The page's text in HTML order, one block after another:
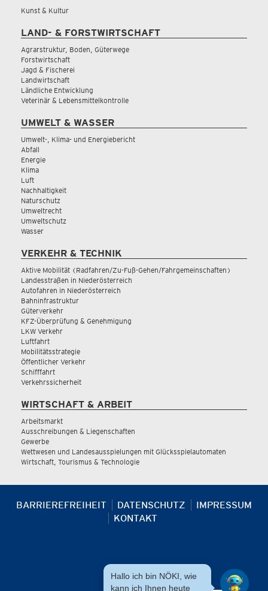
Kunst & Kultur
LAND- & FORSTWIRTSCHAFT
Agrarstruktur, Boden, Güterwege
Forstwirtschaft
Jagd & Fischerei
Landwirtschaft
Ländliche Entwicklung
Veterinär & Lebensmittelkontrolle
UMWELT & WASSER
Umwelt-, Klima- und Energiebericht
Abfall
Energie
Klima
Luft
Nachhaltigkeit
Naturschutz
Umweltrecht
Umweltschutz
Wasser
VERKEHR & TECHNIK
Aktive Mobilität (Radfahren/Zu-Fuß-Gehen/Fahrgemeinschaften)
Landesstraßen in Niederösterreich
Autofahren in Niederösterreich
Bahninfrastruktur
Güterverkehr
KFZ-Überprüfung & Genehmigung
LKW Verkehr
Luftfahrt
Mobilitätsstrategie
Öffentlicher Verkehr
Schifffahrt
Verkehrssicherheit
WIRTSCHAFT & ARBEIT
Arbeitsmarkt
Ausschreibungen & Liegenschaften
Gewerbe
Wettwesen und Landesausspielungen mit Glücksspielautomaten
Wirtschaft, Tourismus & Technologie
BARRIEREFREIHEIT DATENSCHUTZ
IMPRESSUM
KONTAKT
Hallo ich bin NÖKI, wie
kann ich Ihnen heute